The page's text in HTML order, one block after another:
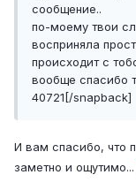
сообщение..
по-моему твои
восприняла
происходит с
вообще спасибо
40721[/snapback]
И вам спасибо, что
заметно и ощутимо...